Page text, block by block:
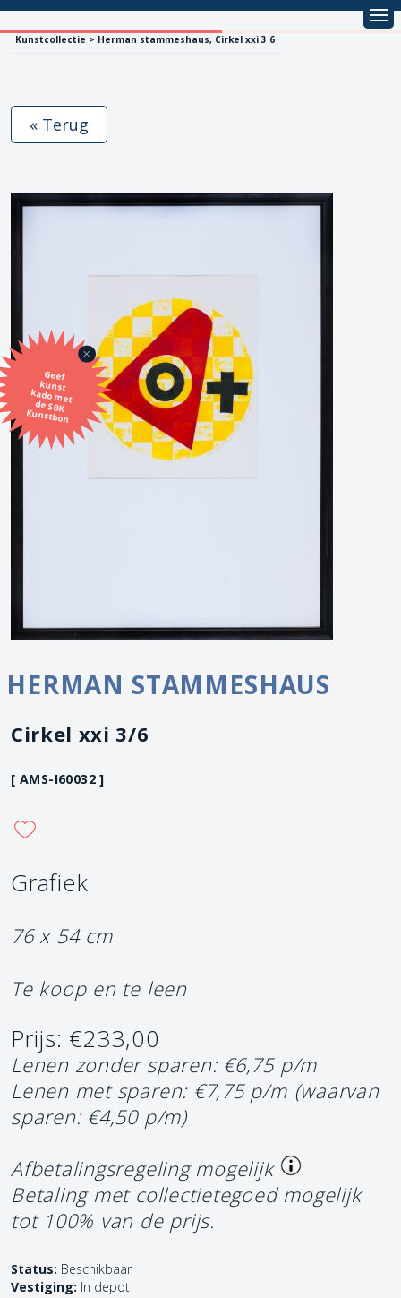
Kunstcollectie > Herman stammeshaus, Cirkel xxi 3 6
Geef
kunst
kado met
de SBK
Kunstbon
« Terug
HERMAN STAMMESHAUS
Cirkel xxi 3/6
[ AMS-I60032 ]
Grafiek
76 x 54 cm
Te koop en te leen
Prijs: €233,00
Lenen zonder sparen: €6,75 p/m
Lenen met sparen: €7,75 p/m (waarvan
sparen: €4,50 p/m)
Afbetalingsregeling mogelijk
Betaling met collectietegoed mogelijk
tot 100% van de prijs.
Status: Beschikbaar
Vestiging: In depot